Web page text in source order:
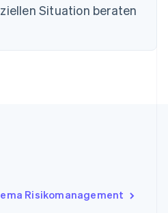
Situation beraten
Risikomanagement